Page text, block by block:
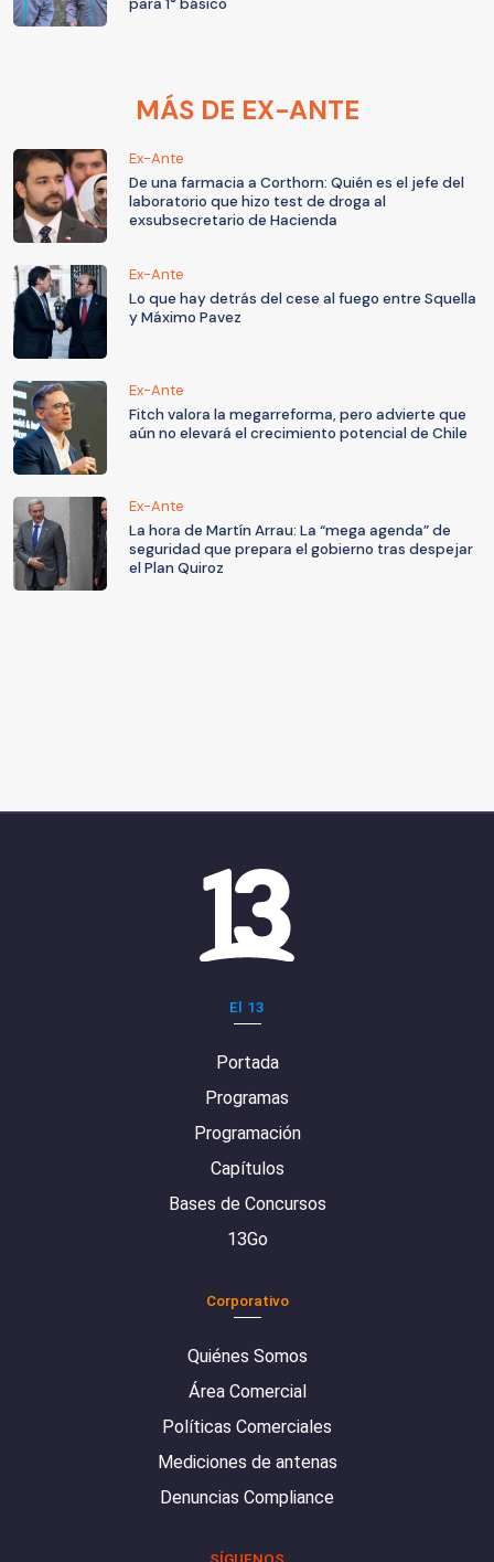
para 1° básico
MÁS DE EX-ANTE
Ex-Ante
De una farmacia a Corthorn: Quién es el jefe del
laboratorio que hizo test de droga al
exsubsecretario de Hacienda
Ex-Ante
Lo que hay detrás del cese al fuego entre Squella
y Máximo Pavez
Ex-Ante
Fitch valora la megarreforma, pero advierte que
aún no elevará el crecimiento potencial de Chile
Ex-Ante
La hora de Martín Arrau: La “mega agenda” de
seguridad que prepara el gobierno tras despejar
el Plan Quiroz
El 13
Portada
Programas
Programación
Capítulos
Bases de Concursos
13Go
Corporativo
Quiénes Somos
Área Comercial
Políticas Comerciales
Mediciones de antenas
Denuncias Compliance
SÍGUENOS